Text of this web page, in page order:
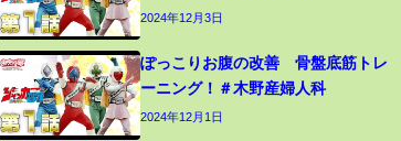
2024年12月3日
ぽっこりお腹の改善 骨盤底筋トレ
ーニング！＃木野産婦人科
2024年12月1日